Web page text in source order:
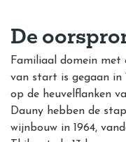
De
Familiaal domein
van start is gegaan in
op de heuvelflanken
Dauny hebben de
wijnbouw in 1964,